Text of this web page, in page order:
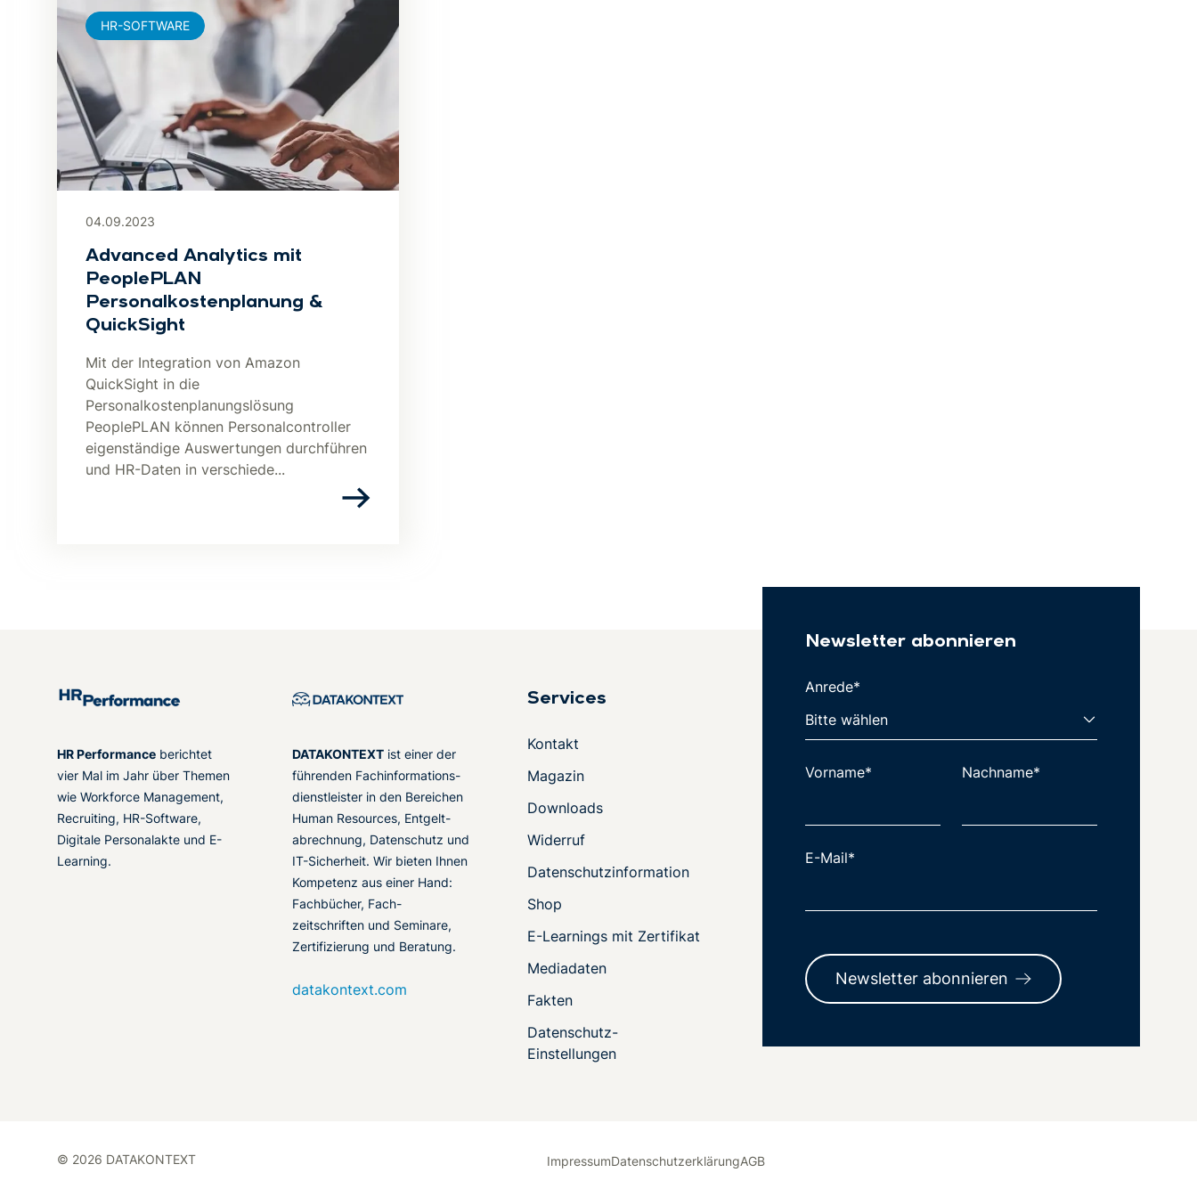
04.09.2023
Advanced Analytics mit
PeoplePLAN
Personalkostenplanung &
QuickSight
Mit der Integration von Amazon
QuickSight in die
Personalkostenplanungslösung
PeoplePLAN können Personalcontroller
eigenständige Auswertungen durchführen
und HR-Daten in verschiede...
HR-SOFTWARE
HR Performance berichtet
vier Mal im Jahr über Themen
wie Workforce Management,
Recruiting, HR-Software,
Digitale Personalakte und E-
Learning.
DATAKONTEXT ist einer der
führenden Fachinformations-
dienstleister in den Bereichen
Human Resources, Entgelt-
abrechnung, Datenschutz und
IT-Sicherheit. Wir bieten Ihnen
Kompetenz aus einer Hand:
Fachbücher, Fach-
zeitschriften und Seminare,
Zertifizierung und Beratung.
datakontext.com
Services
Kontakt
Magazin
Downloads
Widerruf
Datenschutzinformation
Shop
E-Learnings mit Zertifikat
Mediadaten
Fakten
Datenschutz-
Einstellungen
Newsletter abonnieren
Anrede*
Vorname* Nachname*
E-Mail*
Newsletter abonnieren
© 2026 DATAKONTEXT ImpressumDatenschutzerklärungAGB